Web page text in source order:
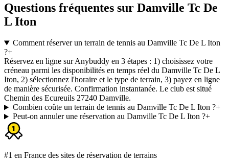
Questions fréquentes sur Damville Tc De
L Iton
Comment réserver un terrain de tennis au Damville Tc De L Iton
?+
Réservez en ligne sur Anybuddy en 3 étapes : 1) choisissez votre
créneau parmi les disponibilités en temps réel du Damville Tc De L
Iton, 2) sélectionnez l'horaire et le type de terrain, 3) payez en ligne
de manière sécurisée. Confirmation instantanée. Le club est situé
Chemin des Ecureuils 27240 Damville.
Combien coûte un terrain de tennis au Damville Tc De L Iton ?+
Peut-on annuler une réservation au Damville Tc De L Iton ?+
#1 en France des sites de réservation de terrains